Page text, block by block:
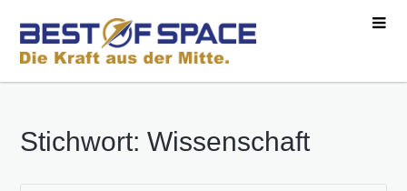
Stichwort: Wissenschaft